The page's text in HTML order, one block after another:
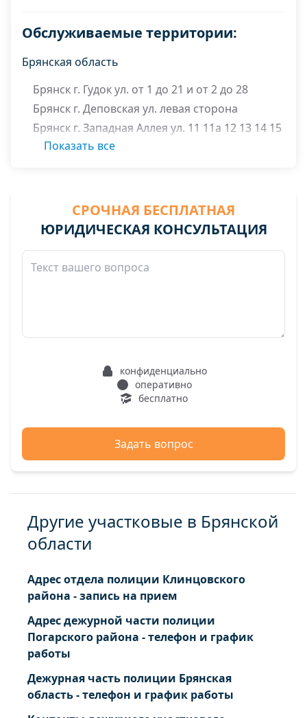
Обслуживаемые территории:
Брянская область
Брянск г. Гудок ул. от 1 до 21 и от 2 до 28
Брянск г. Деповская ул. левая сторона
Брянск г. Западная Аллея ул. 11 11а 12 13 14 15
16 19
Брянск г. Красный Маяк ул. от 68 до 90 от 73 до
119
Брянск г. Крестьянская ул. от 1 до 33а
Брянск г. Льва Толстого переулок 1 2 3 4 5
Брянск г. Слесарный переулок от 39 до 71 от
Брянск г. Тельмана ул. от 42б до 66 от 77 до
Показать все
СРОЧНАЯ БЕСПЛАТНАЯ
ЮРИДИЧЕСКАЯ КОНСУЛЬТАЦИЯ
конфиденциально
оперативно
бесплатно
Задать вопрос
Другие участковые в Брянской
области
Адрес отдела полиции Клинцовского
района - запись на прием
Адрес дежурной части полиции
Погарского района - телефон и график
работы
Дежурная часть полиции Брянская
область - телефон и график работы